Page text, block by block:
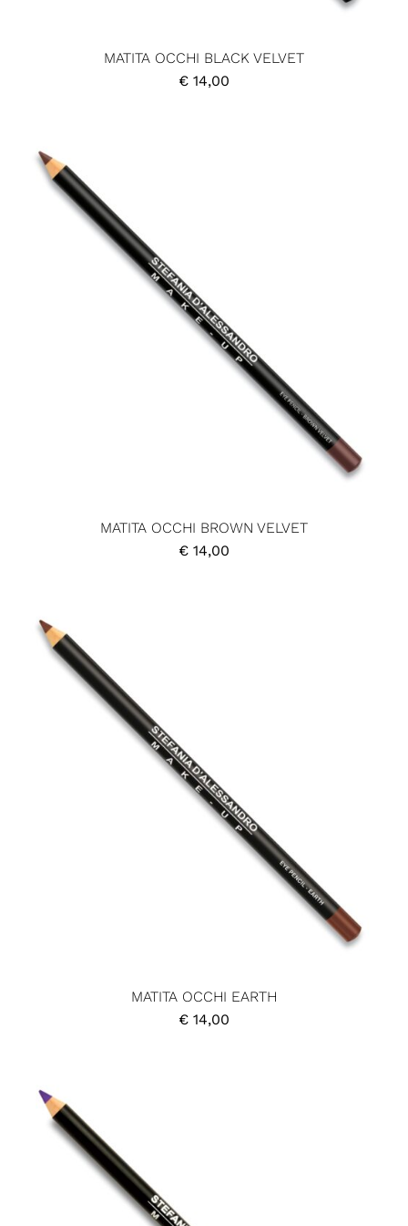
MATITA OCCHI BLACK VELVET
€14,00
MATITA OCCHI BROWN VELVET
€14,00
MATITA OCCHI EARTH
€14,00